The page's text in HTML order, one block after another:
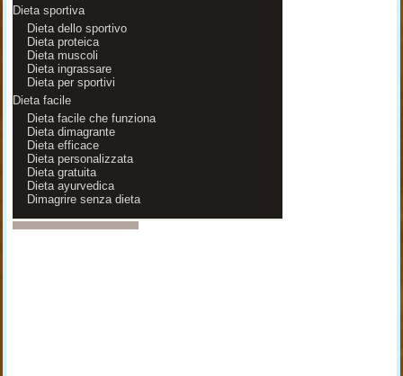
Dieta sportiva
Dieta dello sportivo
Dieta proteica
Dieta muscoli
Dieta ingrassare
Dieta per sportivi
Dieta facile
Dieta facile che funziona
Dieta dimagrante
Dieta efficace
Dieta personalizzata
Dieta gratuita
Dieta ayurvedica
Dimagrire senza dieta